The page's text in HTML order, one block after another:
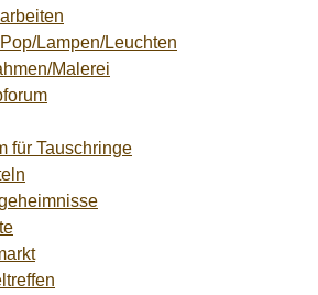
Lampen/Leuchten
Malerei
für Tauschringe